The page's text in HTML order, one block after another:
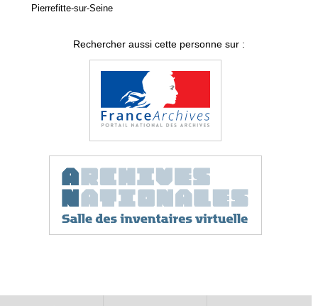
Pierrefitte-sur-Seine
Rechercher aussi cette personne sur :